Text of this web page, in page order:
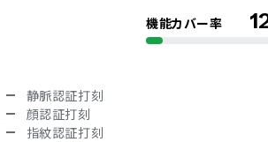
モバイルブラウザ（スマホブラウザ）対
応
機能カバー率
静脈認証打刻
顔認証打刻
指紋認証打刻